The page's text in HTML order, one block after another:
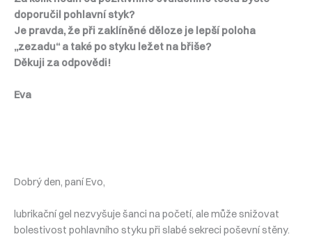
doporučil pohlavní styk?
Je pravda, že při zaklíněné děloze je lepší poloha
„zezadu“ a také po styku ležet na břiše?
Děkuji za odpovědi!
Eva
Dobrý den, paní Evo,
lubrikační gel nezvyšuje šanci na početí, ale může snižovat
bolestivost pohlavního styku při slabé sekreci poševní stěny.